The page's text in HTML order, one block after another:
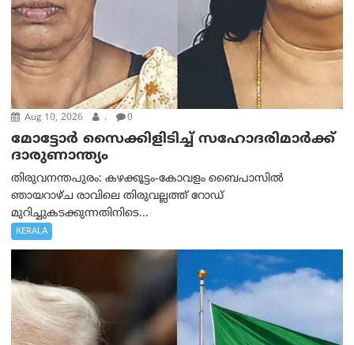
Aug 10, 2026 . 0
മോട്ടോര്‍ സൈക്കിളിടിച്ച് സഹോദരിമാര്‍ക്ക്
ദാരുണാന്ത്യം
തിരുവനന്തപുരം: കഴക്കൂട്ടം-കോവളം ബൈപാസിൽ
ഞായറാഴ്ച രാവിലെ തിരുവല്ലത്ത് റോഡ്
മുറിച്ചുകടക്കുന്നതിനിടെ...
KERALA